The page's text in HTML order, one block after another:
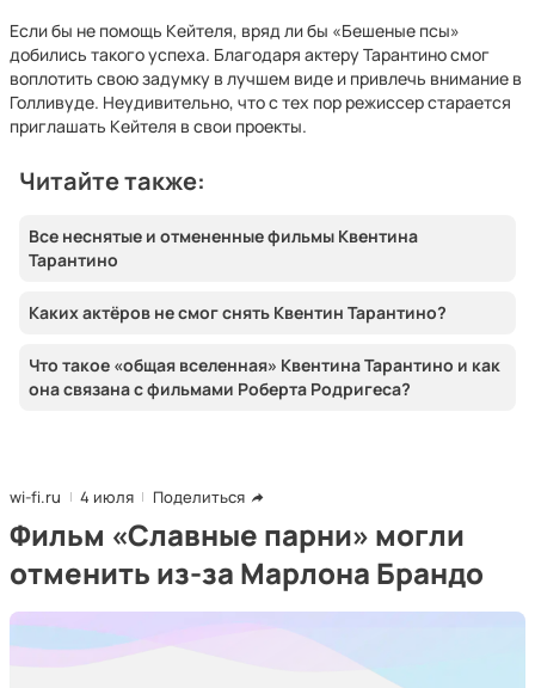
Если бы не помощь Кейтеля, вряд ли бы «Бешеные псы»
добились такого успеха. Благодаря актеру Тарантино смог
воплотить свою задумку в лучшем виде и привлечь внимание в
Голливуде. Неудивительно, что с тех пор режиссер старается
приглашать Кейтеля в свои проекты.
Читайте также:
Все неснятые и отмененные фильмы Квентина
Тарантино
Каких актёров не смог снять Квентин Тарантино?
Что такое «общая вселенная» Квентина Тарантино и как
она связана с фильмами Роберта Родригеса?
wi-fi.ru 4 июля Поделиться
Фильм «Славные парни» могли
отменить из-за Марлона Брандо